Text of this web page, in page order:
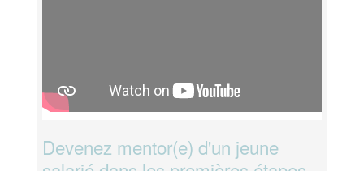
Devenez mentor(e) d'un jeune